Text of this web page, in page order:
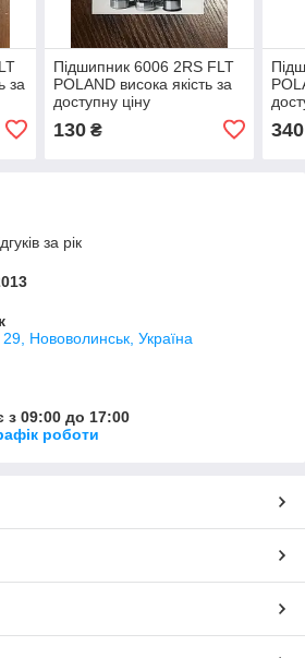
за
Підшипник 6006 2RS FLT
POLAND висока якість за
доступну ціну
130₴ 340
за рік
Нововолинськ, Україна
з 09:00 до 17:00
роботи